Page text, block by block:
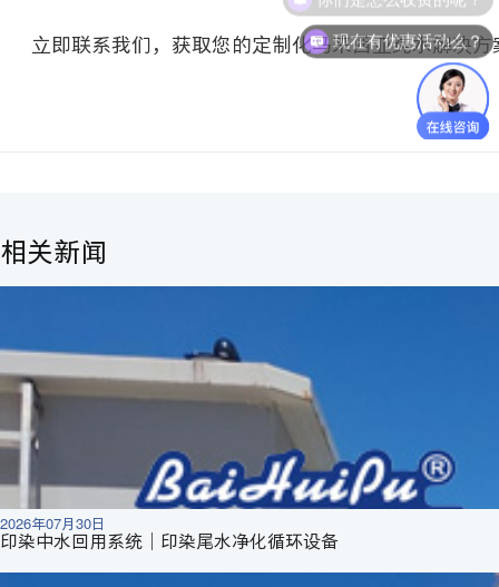
立即联系我们，获取您的定制化马来西亚纯水解决方
相关新闻
2026年07月30日
印染中水回用系统｜印染尾水净化循环设备
现在有优惠活动么？